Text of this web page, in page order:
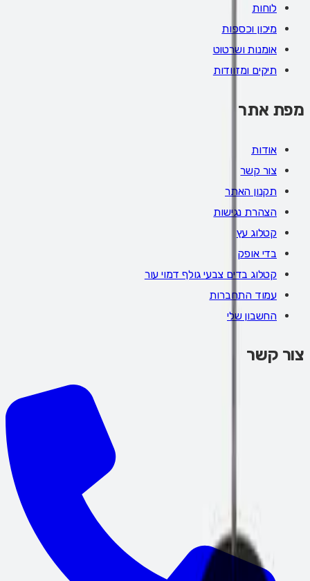
לוחות
מיכון וכספות
אומנות ושרטוט
תיקים ומזוודות
מפת אתר
אודות
צור קשר
תקנון האתר
הצהרת נגישות
קטלוג עץ
בדי אופק
קטלוג בדים צבעי גולף דמוי עור
עמוד התחברות
החשבון שלי
צור קשר